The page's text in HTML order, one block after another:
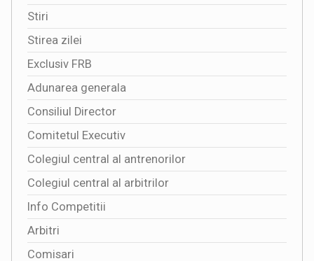
Stiri
Stirea zilei
Exclusiv FRB
Adunarea generala
Consiliul Director
Comitetul Executiv
Colegiul central al antrenorilor
Colegiul central al arbitrilor
Info Competitii
Arbitri
Comisari